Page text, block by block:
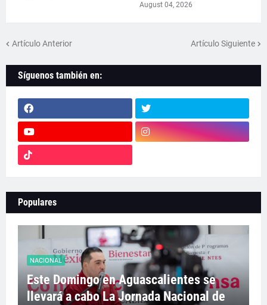
August 04, 2026
Artículo Anterior Artículo Siguiente
Síguenos también en:
Populares
NACIONAL
Este Domingo en Aguascalientes se
llevará a cabo La Jornada Nacional de